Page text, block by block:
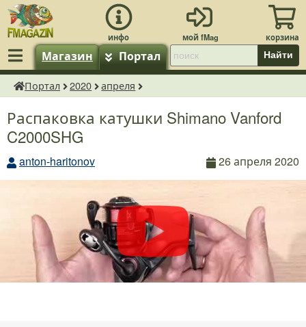
Магазин Портал Найти
fMagazin.ru
Портал 2020 апреля
Распаковка катушки Shimano Vanford
C2000SHG
anton-haritonov 26 апреля 2020